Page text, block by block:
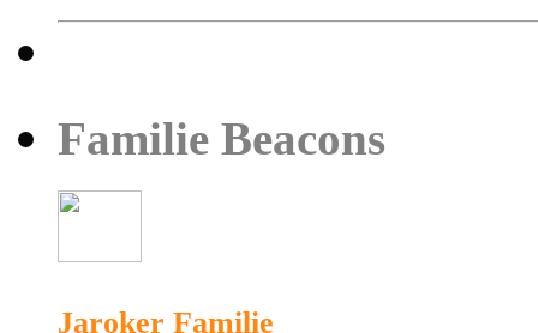
Familie Beacons
Jaroker Familie